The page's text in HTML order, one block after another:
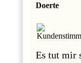
Doerte
Es tut mir